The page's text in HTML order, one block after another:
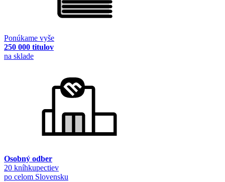
Ponúkame vyše
250 000 titulov
na sklade
Osobný odber
20 kníhkupectiev
po celom Slovensku